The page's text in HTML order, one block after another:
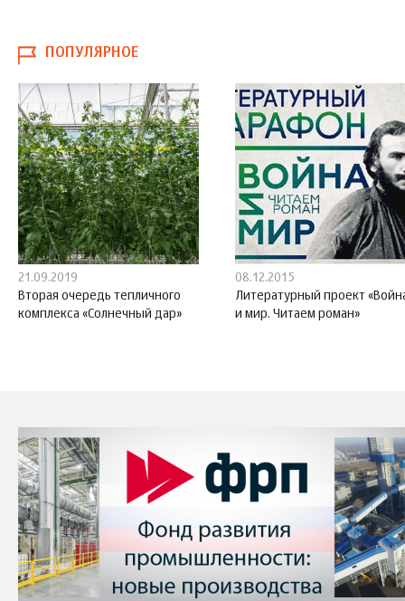
ПОПУЛЯРНОЕ
21.09.2019
Вторая очередь тепличного
комплекса «Солнечный дар»
08.12.2015
Литературный проект
и мир. Читаем роман»